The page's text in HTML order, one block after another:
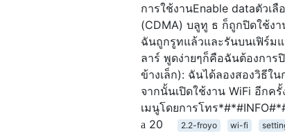
การใช้งานEnable dataตัวเ
(CDMA) บลูทู ธ ก็ถูกปิดใช้ง
ฉันถูกรูทแล้วและรันบนเฟิร์ม
ลาร์ พูดง่ายๆก็คือฉันต้องการ
ข้างเล็ก): ฉันได้ลองสองวิธีใ
จากนั้นเปิดใช้งาน WiFi อีกค
เมนูโดยการโทร
20
2.2-froyo wi-fi